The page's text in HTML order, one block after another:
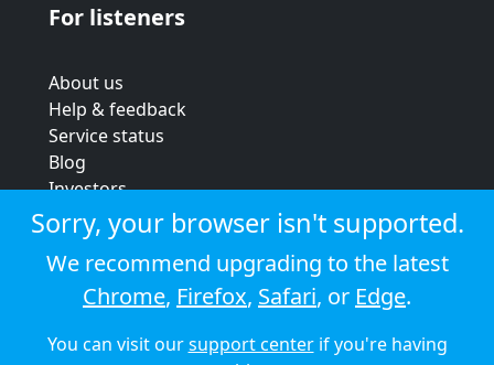
For listeners
About us
Help & feedback
Service status
Blog
Investors
Strategic review
Terms & conditions
Privacy policy
Cookie policy
© 2026 Audioboom
Sorry, your browser isn't supported.
We recommend upgrading to the latest
Chrome, Firefox, Safari, or Edge.
You can visit oursupport centerif you're having